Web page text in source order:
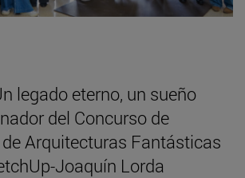
legado eterno, un sueño
del Concurso de
Arquitecturas Fantásticas
Joaquín Lorda